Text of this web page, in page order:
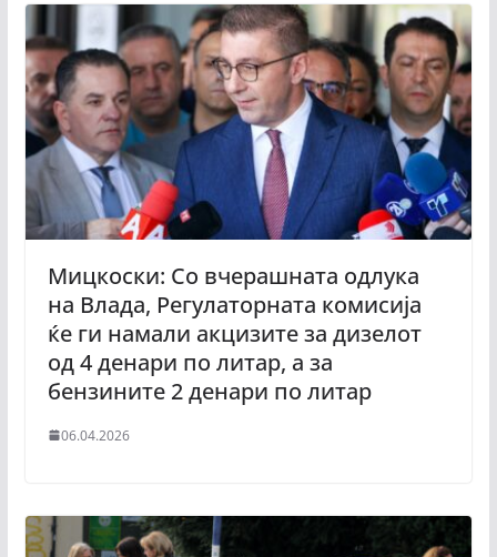
Мицкоски: Со вчерашната одлука
на Влада, Регулаторната комисија
ќе ги намали акцизите за дизелот
од 4 денари по литар, а за
бензините 2 денари по литар
06.04.2026